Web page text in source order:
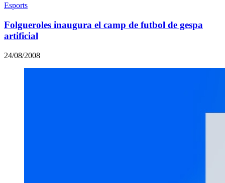
Esports
Folgueroles inaugura el camp de futbol de gespa
artificial
24/08/2008